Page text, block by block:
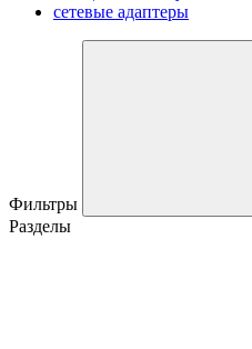
сетевые адаптеры
Фильтры
Разделы